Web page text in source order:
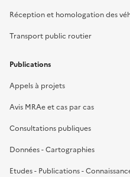
Réception et homologation des
Transport public routier
Publications
Appels à projets
Avis MRAe et cas par cas
Consultations publiques
Données - Cartographies
Etudes - Publications -